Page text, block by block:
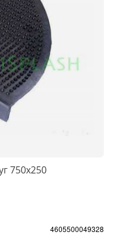
750x250
4605500049328